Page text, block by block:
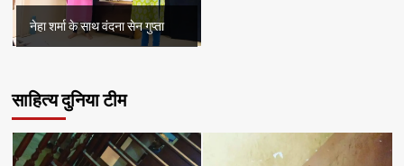
नेहा शर्मा के साथ वंदना सेन गुप्ता
साहित्य दुनिया टीम